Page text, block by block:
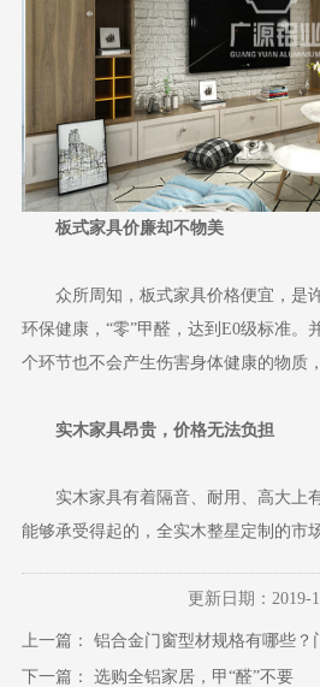
板式家具价廉却不物美
众所周知，板式家具价格便宜，是许
环保健康，“零”甲醛，达到E0级标准
个环节也不会产生伤害身体健康的物质
实木家具昂贵，价格无法负担
实木家具有着隔音、耐用、高大上
能够承受得起的，全实木整星定制的市
更新日期：2019-
上一篇： 铝合金门窗型材规格有哪些？
下一篇： 选购全铝家居，甲“醛”不要